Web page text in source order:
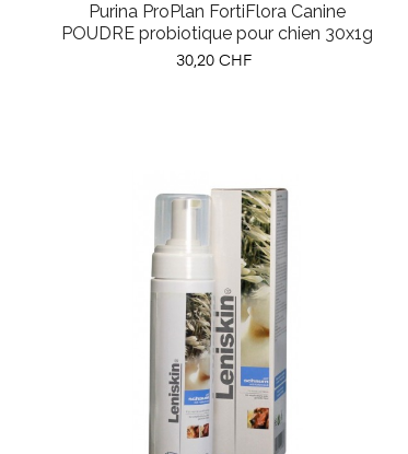
Purina ProPlan FortiFlora Canine
POUDRE probiotique pour chien 30x1g
Prix
30,20 CHF